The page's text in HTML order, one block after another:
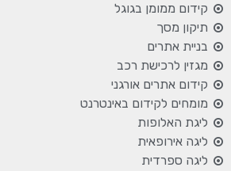
קידום ממומן בגוגל
תיקון מסך
בניית אתרים
מגזין לרכישת רכב
קידום אתרים אורגני
מומחים לקידום באינטרנט
ליגת האלופות
ליגה אירופאית
ליגה ספרדית